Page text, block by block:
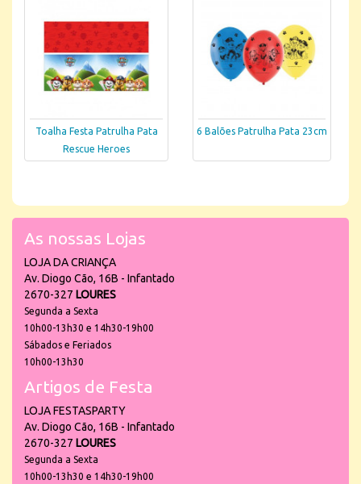
Toalha Festa Patrulha Pata
Rescue Heroes
6 Balões Patrulha Pata 23cm
As nossas Lojas
LOJA DA CRIANÇA
Av. Diogo Cão, 16B - Infantado
2670-327 LOURES
Segunda a Sexta
10h00-13h30 e 14h30-19h00
Sábados e Feriados
10h00-13h30
Artigos de Festa
LOJA FESTASPARTY
Av. Diogo Cão, 16B - Infantado
2670-327 LOURES
Segunda a Sexta
10h00-13h30 e 14h30-19h00